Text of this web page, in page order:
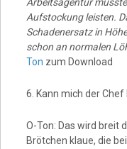
Aufstockung leisten.
Schadenersatz in
schon an normalen
Ton zum Download
6. Kann mich der
O-Ton: Das wird breit
Brötchen klaue, die